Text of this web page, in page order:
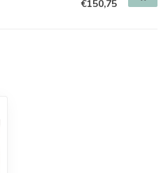
€150,75